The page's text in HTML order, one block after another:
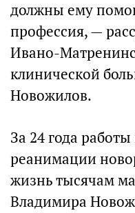
должны ему
профессия, —
Ивано-
клинической
Новожилов.
За 24 года
реанимации
жизнь тысячам
Владимира